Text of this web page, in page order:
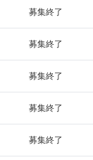
募集終了
募集終了
募集終了
募集終了
募集終了